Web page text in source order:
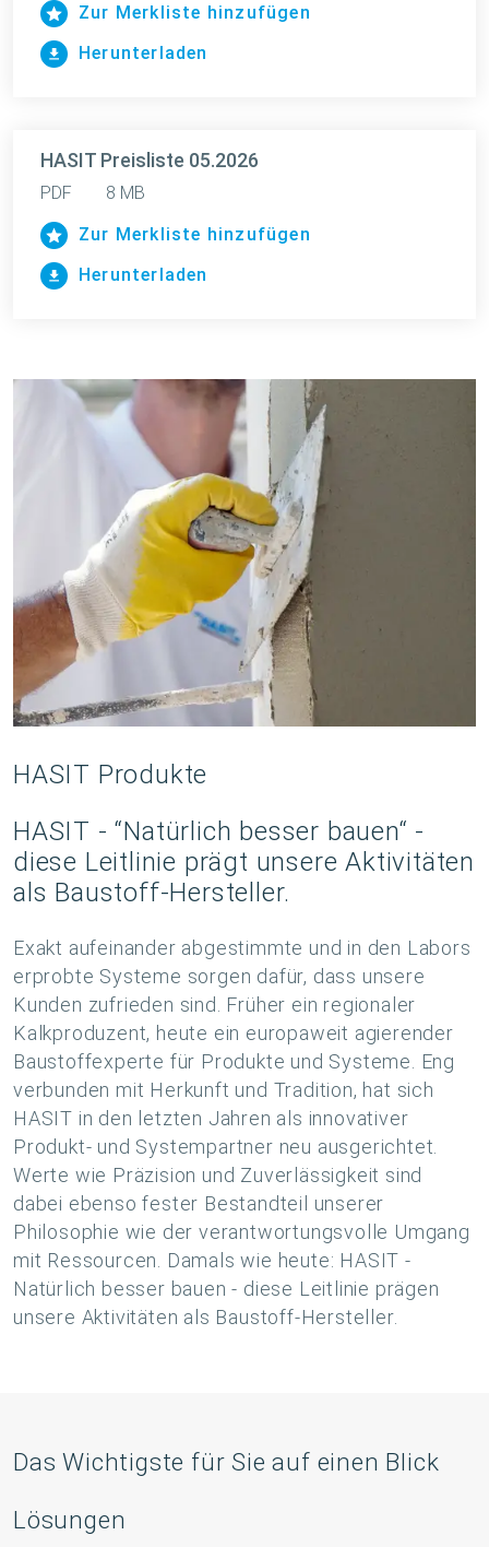
Zur Merkliste hinzufügen
Herunterladen
HASIT Preisliste 05.2026
PDF
8 MB
Zur Merkliste hinzufügen
Herunterladen
HASIT Produkte
HASIT - “Natürlich besser bauen“ -
diese Leitlinie prägt unsere Aktivitäten
als Baustoff-Hersteller.
Exakt aufeinander abgestimmte und in den Labors
erprobte Systeme sorgen dafür, dass unsere
Kunden zufrieden sind. Früher ein regionaler
Kalkproduzent, heute ein europaweit agierender
Baustoffexperte für Produkte und Systeme. Eng
verbunden mit Herkunft und Tradition, hat sich
HASIT in den letzten Jahren als innovativer
Produkt- und Systempartner neu ausgerichtet.
Werte wie Präzision und Zuverlässigkeit sind
dabei ebenso fester Bestandteil unserer
Philosophie wie der verantwortungsvolle Umgang
mit Ressourcen. Damals wie heute: HASIT -
Natürlich besser bauen - diese Leitlinie prägen
unsere Aktivitäten als Baustoff-Hersteller.
Das Wichtigste für Sie auf einen Blick
Lösungen